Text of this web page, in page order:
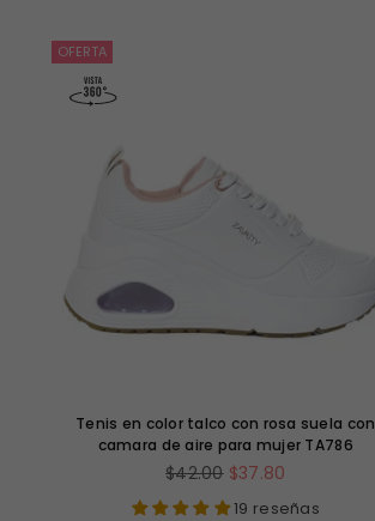
OFERTA
Tenis en color talco con rosa suela con
camara de aire para mujer TA786
Precio
$42.00 $37.80
19 reseñas